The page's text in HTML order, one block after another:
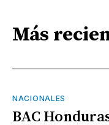
Más
NACIONALES
BAC